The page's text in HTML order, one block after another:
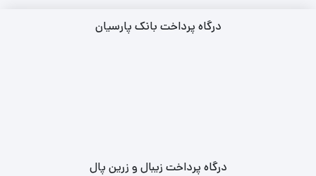
درگاه پرداخت بانک پارسیان
درگاه پرداخت زیبال و زرین پال